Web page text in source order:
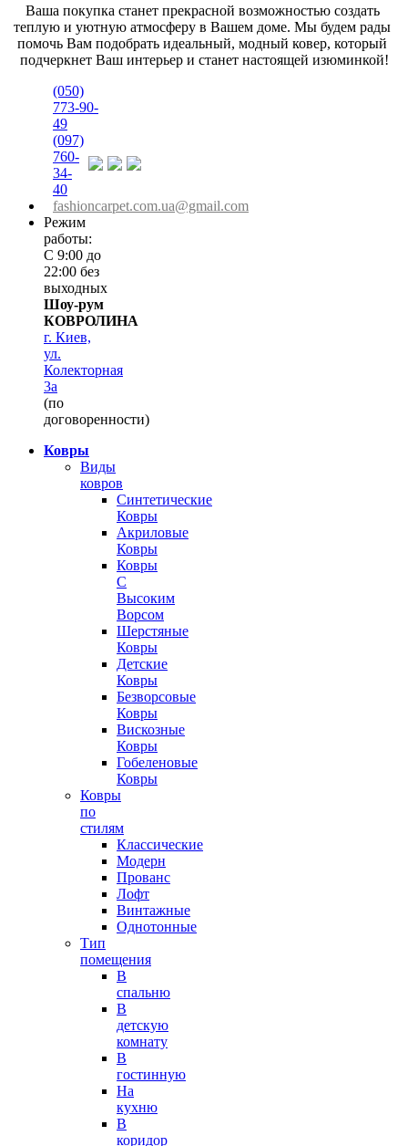
Ваша покупка станет прекрасной возможностью создать
теплую и уютную атмосферу в Вашем доме. Мы будем рады
помочь Вам подобрать идеальный, модный ковер, который
подчеркнет Ваш интерьер и станет настоящей изюминкой!
(050)
773-90-
49
(097)
760-
34-
40
fashioncarpet.com.ua@gmail.com
Режим
работы:
С 9:00 до
22:00 без
выходных
Шоу-рум
КОВРОЛИНА
г. Киев,
ул.
Колекторная
3а
(по
договоренности)
Ковры
Виды
ковров
Синтетические
Ковры
Акриловые
Ковры
Ковры
С
Высоким
Ворсом
Шерстяные
Ковры
Детские
Ковры
Безворсовые
Ковры
Вискозные
Ковры
Гобеленовые
Ковры
Ковры
по
стилям
Классические
Модерн
Прованс
Лофт
Винтажные
Однотонные
Тип
помещения
В
спальню
В
детскую
комнату
В
гостинную
На
кухню
В
коридор